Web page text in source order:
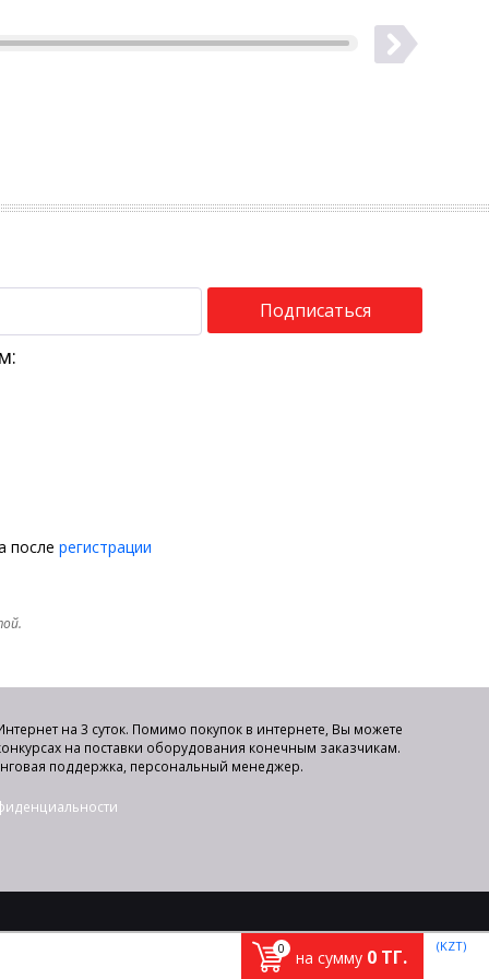
0 на сумму 0 ТГ. (KZT)
Подписаться
после регистрации
на 3 суток. Помимо покупок в интернете, Вы можете
на поставки оборудования конечным заказчикам.
поддержка, персональный менеджер.